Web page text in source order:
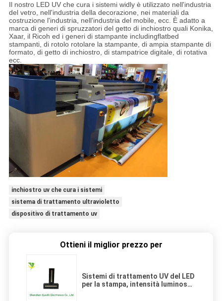
Il nostro LED UV che cura i sistemi widly è utilizzato nell'industria
del vetro, nell'industria della decorazione, nei materiali da
costruzione l'industria, nell'industria del mobile, ecc. È adatto a
marca di generi di spruzzatori del getto di inchiostro quali Konika,
Xaar, il Ricoh ed i generi di stampante includingflatbed
stampanti, di rotolo rotolare la stampante, di ampia stampante di
formato, di getto di inchiostro, di stampatrice digitale, di rotativa
ecc.
inchiostro uv che cura i sistemi
sistema di trattamento ultravioletto
dispositivo di trattamento uv
Ottieni il miglior prezzo per
Sistemi di trattamento UV del LED
per la stampa, intensità luminosa